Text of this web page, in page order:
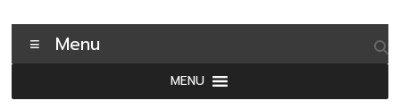
Menu
MENU